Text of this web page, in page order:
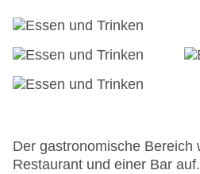
Zimmerservice
Gesamtanzahl der
Pools:Indoor Pool, Outdoor
Landeskategorie: 2 Sterne
Der gastronomische Bereich
Restaurant und einer Bar